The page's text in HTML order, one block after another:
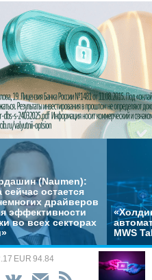
(Naumen):
остается
драйверов
эффективности
во всех секторах
MWS
EUR 94.84